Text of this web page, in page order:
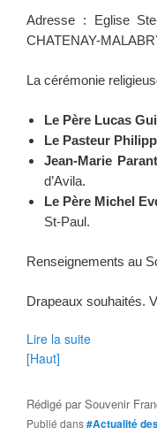
Adresse : Eglise
CHATENAY-
La cérémonie
Le Père Lucas
Le Pasteur
Jean-Marie Parant
d’Avila.
Le Père Michel
St-Paul.
Renseignements au
Drapeaux souhaités.
Lire la suite
[Haut]
Rédigé parSouvenir
Publié dans#Actualité